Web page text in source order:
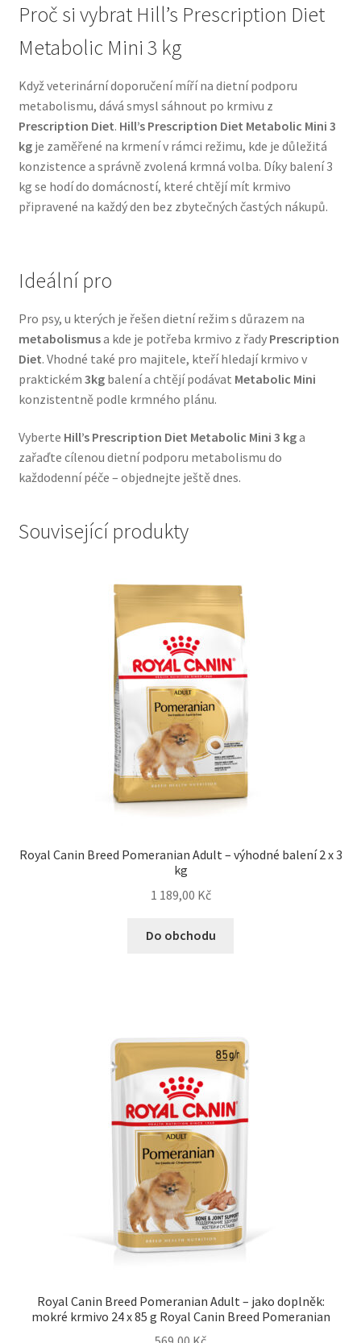
Pamlsky pro psy
Ortopedické pelíšky
Přepravky pro psy
Purizon pro psy — Vysoký obsah masa, bez obilovin
Veterinární dieta pro psy
Vodítka a obojky
Wolf of Wilderness
Proč si vybrat Hill’s Prescription Diet
Metabolic Mini 3 kg
Když veterinární doporučení míří na dietní podporu
metabolismu, dává smysl sáhnout po krmivu z
Prescription Diet. Hill’s Prescription Diet Metabolic Mini 3
kgje zaměřené na krmení v rámci režimu, kde je důležitá
konzistence a správně zvolená krmná volba. Díky balení 3
kg se hodí do domácností, které chtějí mít krmivo
připravené na každý den bez zbytečných častých nákupů.
Ideální pro
Pro psy, u kterých je řešen dietní režim s důrazem na
metabolismusa kde je potřeba krmivo z řady Prescription
Diet. Vhodné také pro majitele, kteří hledají krmivo v
praktickém 3kgbalení a chtějí podávat Metabolic Mini
konzistentně podle krmného plánu.
Vyberte Hill’s Prescription Diet Metabolic Mini 3 kga
zařaďte cílenou dietní podporu metabolismu do
každodenní péče – objednejte ještě dnes.
Související produkty
Royal Canin Breed Pomeranian Adult – výhodné balení 2 x 3
kg
1 189,00 Kč
Do obchodu
Royal Canin Breed Pomeranian Adult – jako doplněk:
mokré krmivo 24 x 85 g Royal Canin Breed Pomeranian